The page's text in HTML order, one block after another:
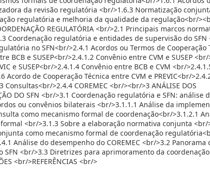
da revisão regulatória <br/>1.6.3 Normatização
regulatória e melhoria da qualidade da regulação<br/
REGULATÓRIA <br/>2.1 Principais marcos
Coordenação regulatória e entidades de supervisão do SFN
no SFN<br/>2.4.1 Acordos ou Termos de Cooperação
BCB e SUSEP<br/>2.4.1.2 Convênio entre CVM e SUSEP
e SUSEP<br/>2.4.1.4 Convênio entre BCB e CVM <br/
Acordo de Cooperação Técnica entre CVM e PREVIC<br/
>2.4.4 COREMEC <br/><br/>3 ANÁLISE DOS
DO SFN <br/>3.1 Coordenação regulatória e SFN: análise
ou convênios bilaterais <br/>3.1.1.1 Análise da
como mecanismo formal de coordenação<br/>3.1.2.1
<br/>3.1.3 Sobre a elaboração normativa conjunta <br/
como mecanismo formal de coordenação
Análise do desempenho do COREMEC <br/>3.2 Panorama
<br/>3.3 Diretrizes para aprimoramento da coordenação
<br/>REFERÊNCIAS <br/>